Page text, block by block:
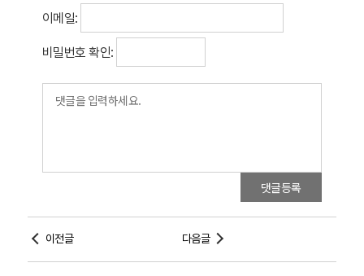
이메일:
비밀번호 확인:
댓글등록
이전글 다음글